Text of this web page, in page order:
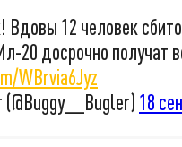
Вдовы 12 человек
20 досрочно получат
WBrvia6Jyz
18